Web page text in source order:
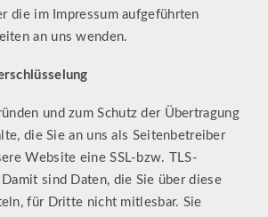
die im Impressum aufgeführten
an uns wenden.
und zum Schutz der Übertragung
die Sie an uns als Seitenbetreiber
Website eine SSL-bzw. TLS-
sind Daten, die Sie über diese
für Dritte nicht mitlesbar. Sie